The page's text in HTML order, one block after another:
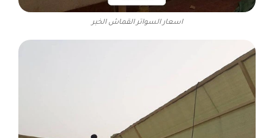
اسعار السواتر القماش الخبر